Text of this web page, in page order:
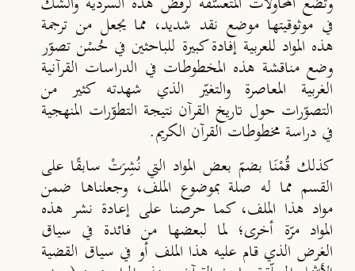
في موثوقيتها موضع نقد شديد، مما يجعل من ترجمة
هذه المواد للعربية إفادة كبيرة للباحثين في حُسْن تصوّر
وضع مناقشة هذه المخطوطات في الدراسات القرآنية
الغربية المعاصرة والتغيّر الذي شهدته كثير من
التصوّرات حول تاريخ القرآن نتيجة التطوّرات المنهجية
في دراسة مخطوطات القرآن الكريم.
كذلك قُمْنَا بضمّ بعض المواد التي نُشِرَتْ سابقًا على
القسم مما له صلة بموضوع الملف، وجعلناها ضمن
مواد هذا الملف، كما حرصنا على إعادة نشر هذه
المواد مرّة أخرى؛ لما لبعضها من فائدة في سياق
الغرض الذي قام عليه هذا الملف أو في سياق القضية